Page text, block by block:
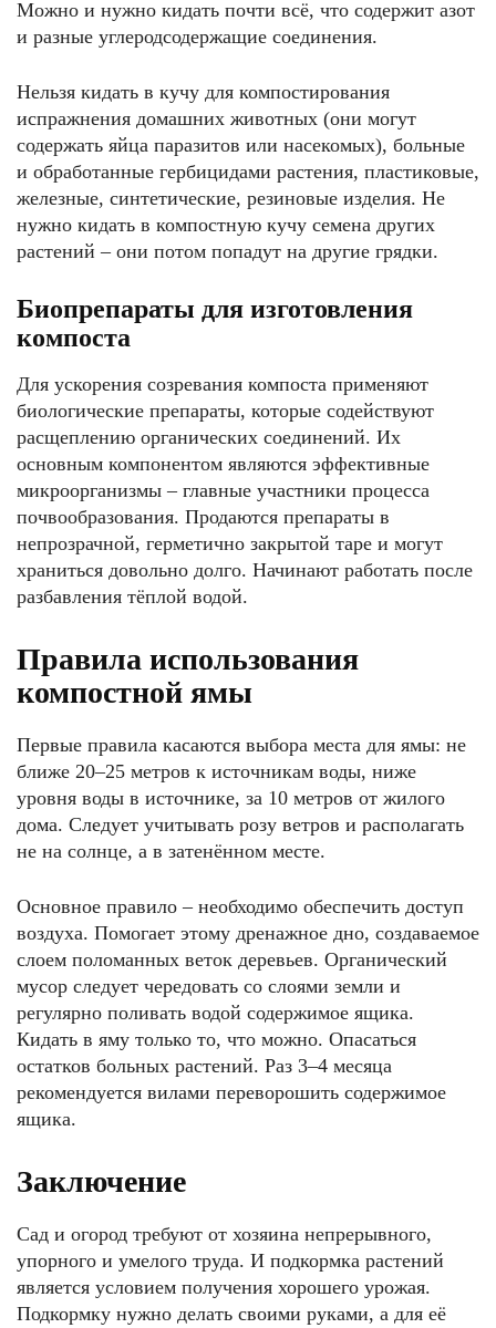
Можно и нужно кидать почти всё, что содержит азот
и разные углеродсодержащие соединения.
Нельзя кидать в кучу для компостирования
испражнения домашних животных (они могут
содержать яйца паразитов или насекомых), больные
и обработанные гербицидами растения, пластиковые,
железные, синтетические, резиновые изделия. Не
нужно кидать в компостную кучу семена других
растений – они потом попадут на другие грядки.
Биопрепараты для изготовления
компоста
Для ускорения созревания компоста применяют
биологические препараты, которые содействуют
расщеплению органических соединений. Их
основным компонентом являются эффективные
микроорганизмы – главные участники процесса
почвообразования. Продаются препараты в
непрозрачной, герметично закрытой таре и могут
храниться довольно долго. Начинают работать после
разбавления тёплой водой.
Правила использования
компостной ямы
Первые правила касаются выбора места для ямы: не
ближе 20–25 метров к источникам воды, ниже
уровня воды в источнике, за 10 метров от жилого
дома. Следует учитывать розу ветров и располагать
не на солнце, а в затенённом месте.
Основное правило – необходимо обеспечить доступ
воздуха. Помогает этому дренажное дно, создаваемое
слоем поломанных веток деревьев. Органический
мусор следует чередовать со слоями земли и
регулярно поливать водой содержимое ящика.
Кидать в яму только то, что можно. Опасаться
остатков больных растений. Раз 3–4 месяца
рекомендуется вилами переворошить содержимое
ящика.
Заключение
Сад и огород требуют от хозяина непрерывного,
упорного и умелого труда. И подкормка растений
является условием получения хорошего урожая.
Подкормку нужно делать своими руками, а для её